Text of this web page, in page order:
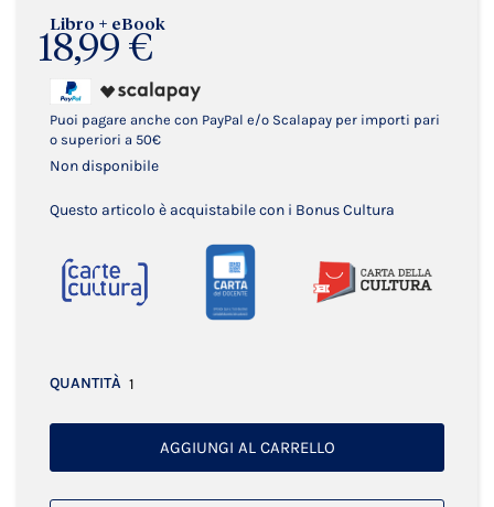
Libro + eBook
18,99 €
Puoi pagare anche con PayPal e/o Scalapay per importi pari
o superiori a 50€
Non disponibile
Questo articolo è acquistabile con i Bonus Cultura
QUANTITÀ
AGGIUNGI AL CARRELLO